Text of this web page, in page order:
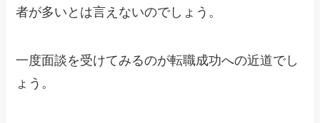
者が多いとは言えないのでしょう。
一度面談を受けてみるのが転職成功への近道でし
ょう。